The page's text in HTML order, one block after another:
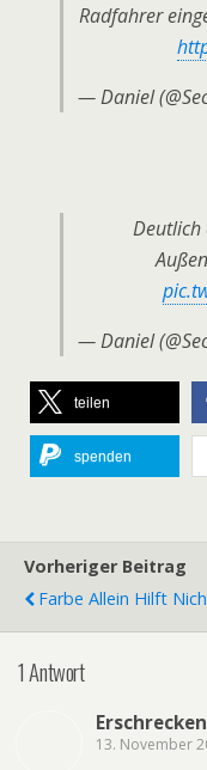
Radfahrer
— Daniel
Deutlich
— Daniel
teilen
spenden
Vorheriger Beitrag
Farbe Allein Hilft
1 Antwort
13. November